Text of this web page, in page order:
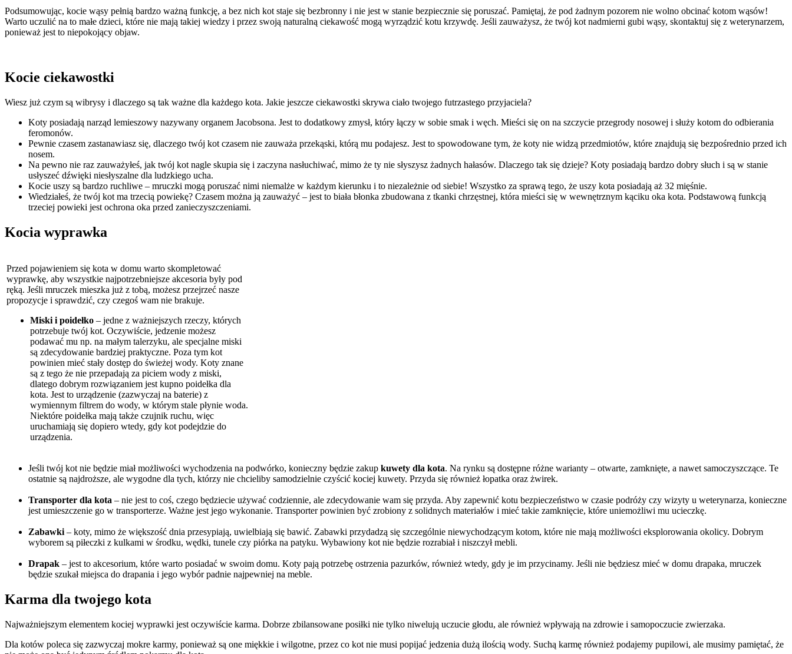
Podsumowując, kocie wąsy pełnią bardzo ważną funkcję, a bez nich kot staje się bezbronny i nie jest w stanie bezpiecznie się poruszać. Pamiętaj, że pod żadnym pozorem nie wolno obcinać kotom wąsów!
Warto uczulić na to małe dzieci, które nie mają takiej wiedzy i przez swoją naturalną ciekawość mogą wyrządzić kotu krzywdę. Jeśli zauważysz, że twój kot nadmierni gubi wąsy, skontaktuj się z weterynarzem,
ponieważ jest to niepokojący objaw.
Kocie ciekawostki
Wiesz już czym są wibrysy i dlaczego są tak ważne dla każdego kota. Jakie jeszcze ciekawostki skrywa ciało twojego futrzastego przyjaciela?
Koty posiadają narząd lemieszowy nazywany organem Jacobsona. Jest to dodatkowy zmysł, który łączy w sobie smak i węch. Mieści się on na szczycie przegrody nosowej i służy kotom do odbierania
feromonów.
Pewnie czasem zastanawiasz się, dlaczego twój kot czasem nie zauważa przekąski, którą mu podajesz. Jest to spowodowane tym, że koty nie widzą przedmiotów, które znajdują się bezpośrednio przed ich
nosem.
Na pewno nie raz zauważyłeś, jak twój kot nagle skupia się i zaczyna nasłuchiwać, mimo że ty nie słyszysz żadnych hałasów. Dlaczego tak się dzieje? Koty posiadają bardzo dobry słuch i są w stanie
usłyszeć dźwięki niesłyszalne dla ludzkiego ucha.
Kocie uszy są bardzo ruchliwe – mruczki mogą poruszać nimi niemalże w każdym kierunku i to niezależnie od siebie! Wszystko za sprawą tego, że uszy kota posiadają aż 32 mięśnie.
Wiedziałeś, że twój kot ma trzecią powiekę? Czasem można ją zauważyć – jest to biała błonka zbudowana z tkanki chrzęstnej, która mieści się w wewnętrznym kąciku oka kota. Podstawową funkcją
trzeciej powieki jest ochrona oka przed zanieczyszczeniami.
Kocia wyprawka
Przed pojawieniem się kota w domu warto skompletować
wyprawkę, aby wszystkie najpotrzebniejsze akcesoria były pod
ręką. Jeśli mruczek mieszka już z tobą, możesz przejrzeć nasze
propozycje i sprawdzić, czy czegoś wam nie brakuje.
Miski i poidełko – jedne z ważniejszych rzeczy, których
potrzebuje twój kot. Oczywiście, jedzenie możesz
podawać mu np. na małym talerzyku, ale specjalne miski
są zdecydowanie bardziej praktyczne. Poza tym kot
powinien mieć stały dostęp do świeżej wody. Koty znane
są z tego że nie przepadają za piciem wody z miski,
dlatego dobrym rozwiązaniem jest kupno poidełka dla
kota. Jest to urządzenie (zazwyczaj na baterie) z
wymiennym filtrem do wody, w którym stale płynie woda.
Niektóre poidełka mają także czujnik ruchu, więc
uruchamiają się dopiero wtedy, gdy kot podejdzie do
urządzenia.
Jeśli twój kot nie będzie miał możliwości wychodzenia na podwórko, konieczny będzie zakup kuwety dla kota. Na rynku są dostępne różne warianty – otwarte, zamknięte, a nawet samoczyszczące. Te
ostatnie są najdroższe, ale wygodne dla tych, którzy nie chcieliby samodzielnie czyścić kociej kuwety. Przyda się również łopatka oraz żwirek.
Transporter dla kota – nie jest to coś, czego będziecie używać codziennie, ale zdecydowanie wam się przyda. Aby zapewnić kotu bezpieczeństwo w czasie podróży czy wizyty u weterynarza, konieczne
jest umieszczenie go w transporterze. Ważne jest jego wykonanie. Transporter powinien być zrobiony z solidnych materiałów i mieć takie zamknięcie, które uniemożliwi mu ucieczkę.
Zabawki – koty, mimo że większość dnia przesypiają, uwielbiają się bawić. Zabawki przydadzą się szczególnie niewychodzącym kotom, które nie mają możliwości eksplorowania okolicy. Dobrym
wyborem są piłeczki z kulkami w środku, wędki, tunele czy piórka na patyku. Wybawiony kot nie będzie rozrabiał i niszczył mebli.
Drapak – jest to akcesorium, które warto posiadać w swoim domu. Koty pają potrzebę ostrzenia pazurków, również wtedy, gdy je im przycinamy. Jeśli nie będziesz mieć w domu drapaka, mruczek
będzie szukał miejsca do drapania i jego wybór padnie najpewniej na meble.
Karma dla twojego kota
Najważniejszym elementem kociej wyprawki jest oczywiście karma. Dobrze zbilansowane posiłki nie tylko niwelują uczucie głodu, ale również wpływają na zdrowie i samopoczucie zwierzaka.
Dla kotów poleca się zazwyczaj mokre karmy, ponieważ są one miękkie i wilgotne, przez co kot nie musi popijać jedzenia dużą ilością wody. Suchą karmę również podajemy pupilowi, ale musimy pamiętać, że
Nieklasyfikowane pliki cookie, to pliki, które są w procesie klasyfikowania, wraz z dostawcami poszczególnych ciasteczek.